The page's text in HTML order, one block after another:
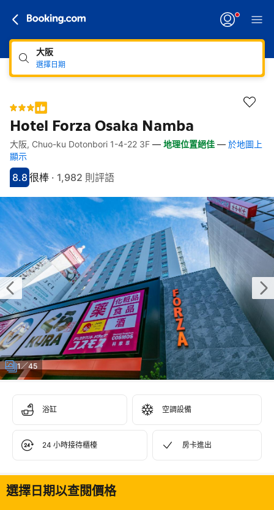
大阪
選擇日期
Hotel Forza Osaka Namba
快速連結
跳至住宿介紹
跳至熱門設施
跳至客房類型
跳至訂房政策
大阪, Chuo-ku Dotonbori 1-4-22 3F — 地理位置絕佳 — 於地圖上
顯示
分數8.8分
8.8
評比很棒
很棒 · 1,982 則評語
1／45
浴缸 空調設備
24 小時接待櫃檯 房卡進出
選擇日期以查閱價格